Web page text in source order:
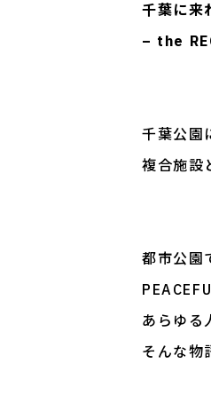
千葉に来
– the
千葉公園
複合施設
都市公園
あらゆる
そんな物